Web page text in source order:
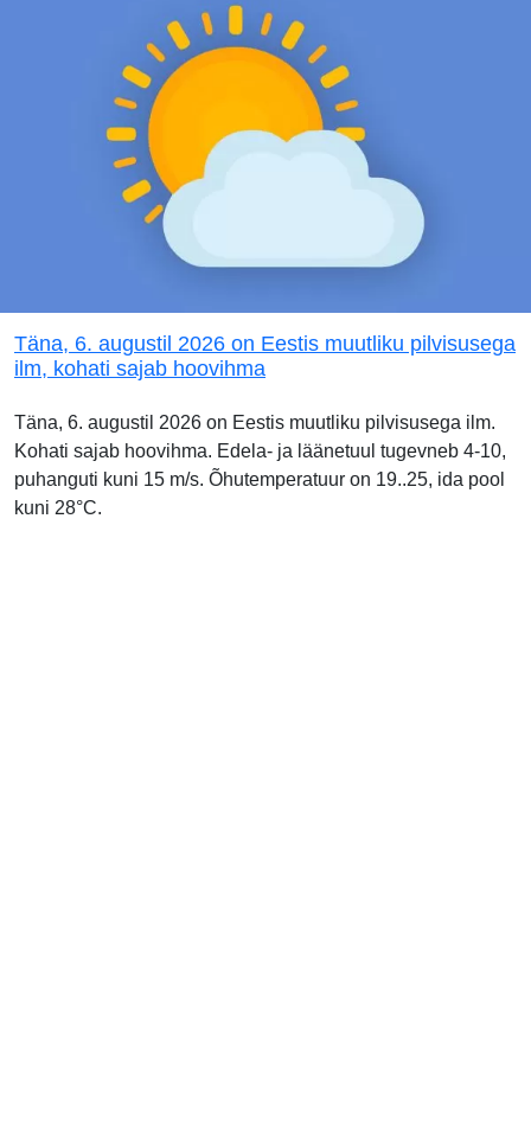
Täna, 6. augustil 2026 on Eestis muutliku pilvisusega
ilm, kohati sajab hoovihma
Täna, 6. augustil 2026 on Eestis muutliku pilvisusega ilm.
Kohati sajab hoovihma. Edela- ja läänetuul tugevneb 4-10,
puhanguti kuni 15 m/s. Õhutemperatuur on 19..25, ida pool
kuni 28°C.